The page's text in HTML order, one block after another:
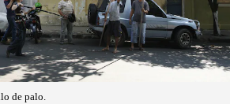
de palo.